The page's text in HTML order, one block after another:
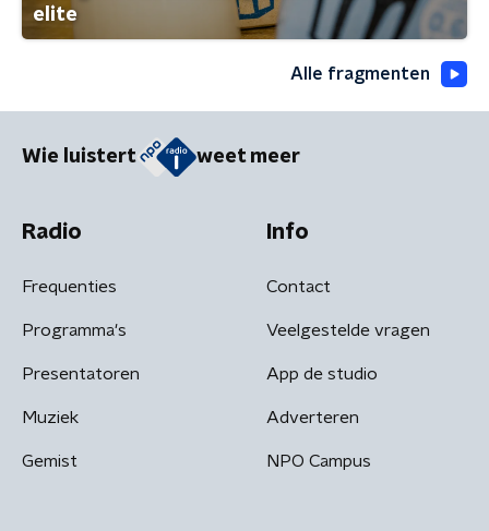
elite
Alle fragmenten
Wie luistert weet meer
Radio
Frequenties
Programma's
Presentatoren
Muziek
Gemist
Info
Contact
Veelgestelde vragen
App de studio
Adverteren
NPO Campus